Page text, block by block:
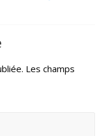
Les champs